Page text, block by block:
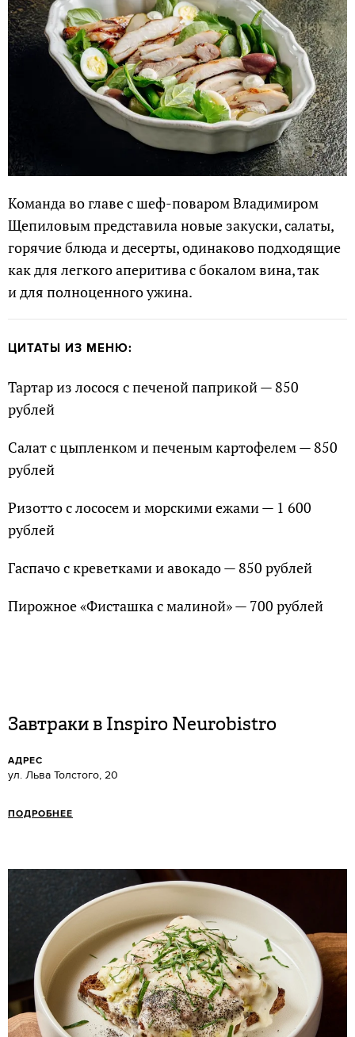
Команда во главе с шеф-поваром Владимиром
Щепиловым представила новые закуски, салаты,
горячие блюда и десерты, одинаково подходящие
как для легкого аперитива с бокалом вина, так
и для полноценного ужина.
ЦИТАТЫ ИЗ МЕНЮ:
Тартар из лосося с печеной паприкой — 850
рублей
Салат с цыпленком и печеным картофелем — 850
рублей
Ризотто с лососем и морскими ежами — 1 600
рублей
Гаспачо с креветками и авокадо — 850 рублей
Пирожное «Фисташка с малиной» — 700 рублей
Завтраки в Inspiro Neurobistro
АДРЕС
ул. Льва Толстого, 20
ПОДРОБНЕЕ